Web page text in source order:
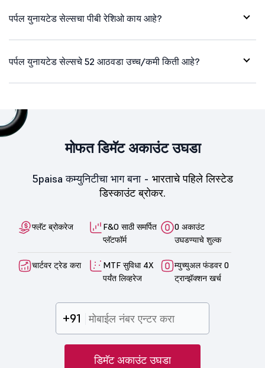
पर्पल युनायटेड सेल्सचा पीबी रेशिओ काय आहे?
पर्पल युनायटेड सेल्सचे 52 आठवडा उच्च/कमी किती आहे?
मोफत डिमॅट अकाउंट उघडा
5paisa कम्युनिटीचा भाग बना - भारताचे पहिले लिस्टेड
डिस्काउंट ब्रोकर.
फ्लॅट ब्रोकरेज
F&O साठी समर्पित
प्लॅटफॉर्म
0 अकाउंट
उघडण्याचे शुल्क
चार्टवर ट्रेड करा
MTF सुविधा 4X
पर्यंत लिव्हरेज
म्युच्युअल फंडवर 0
ट्रान्झॅक्शन खर्च
+91
डिमॅट अकाउंट उघडा